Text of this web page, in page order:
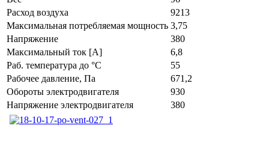
Расход воздуха
9213
Максимальная потребляемая мощность 3,75
Напряжение
380
Максимальный ток [А]
6,8
Раб. температура до °С
55
Рабочее давление, Па
671,2
Обороты электродвигателя
930
Напряжение электродвигателя
380